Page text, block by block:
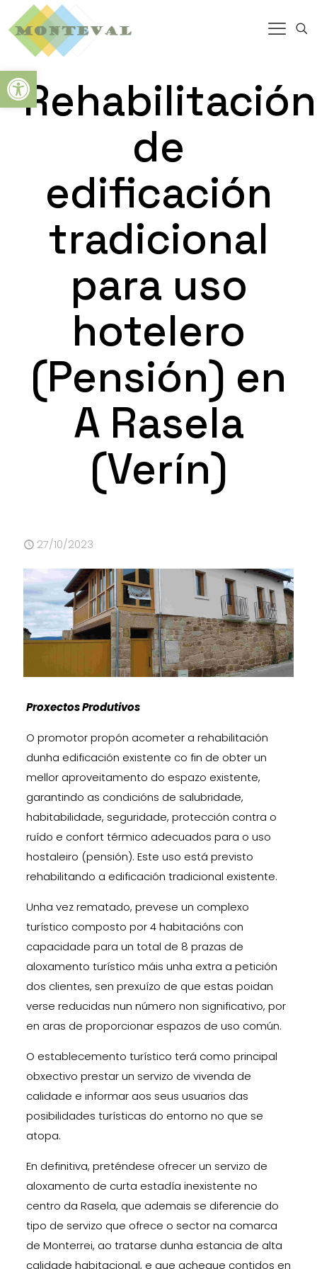
Abrir barra de herramientas
Rehabilitación
de
edificación
tradicional
para uso
hotelero
(Pensión) en
A Rasela
(Verín)
27/10/2023
Proxectos Produtivos
O promotor propón acometer a rehabilitación
dunha edificación existente co fin de obter un
mellor aproveitamento do espazo existente,
garantindo as condicións de salubridade,
habitabilidade, seguridade, protección contra o
ruído e confort térmico adecuados para o uso
hostaleiro (pensión). Este uso está previsto
rehabilitando a edificación tradicional existente.
Unha vez rematado, prevese un complexo
turístico composto por 4 habitacións con
capacidade para un total de 8 prazas de
aloxamento turístico máis unha extra a petición
dos clientes, sen prexuízo de que estas poidan
verse reducidas nun número non significativo, por
en aras de proporcionar espazos de uso común.
O establecemento turístico terá como principal
obxectivo prestar un servizo de vivenda de
calidade e informar aos seus usuarios das
posibilidades turísticas do entorno no que se
atopa.
En definitiva, preténdese ofrecer un servizo de
aloxamento de curta estadía inexistente no
centro da Rasela, que ademais se diferencie do
tipo de servizo que ofrece o sector na comarca
de Monterrei, ao tratarse dunha estancia de alta
calidade habitacional, e que achegue contidos en